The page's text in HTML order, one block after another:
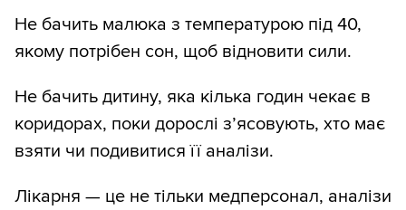
Не бачить малюка з температурою під 40,
якому потрібен сон, щоб відновити сили.
Не бачить дитину, яка кілька годин чекає в
коридорах, поки дорослі з’ясовують, хто має
взяти чи подивитися її аналізи.
Лікарня — це не тільки медперсонал, аналізи